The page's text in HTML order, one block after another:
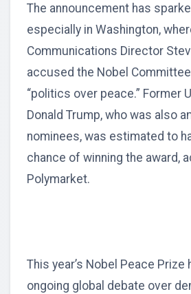
The announcement has
especially in Washington,
Communications Director
accused the Nobel
“politics over peace.” Former
Donald Trump, who was also
nominees, was estimated to
chance of winning the award,
Polymarket.
This year’s Nobel Peace Prize
ongoing global debate over